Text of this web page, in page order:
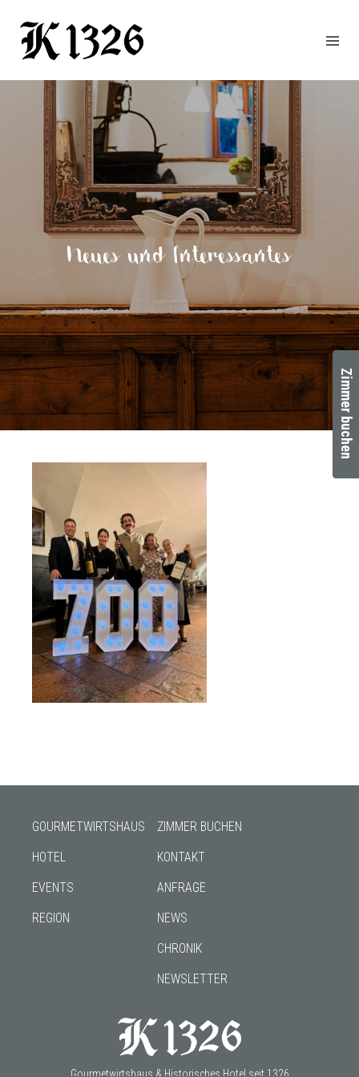
HOTEL
EVENTS
REGION
ZIMMER
BUCHEN
KONTAKT
ANFRAGE
Neues und Interessantes
GOURMETWIRTSHAUS
HOTEL
EVENTS
REGION
ZIMMER BUCHEN
KONTAKT
ANFRAGE
NEWS
CHRONIK
NEWSLETTER
Gourmetwirtshaus & Historisches Hotel seit 1326
Zimmer buchen